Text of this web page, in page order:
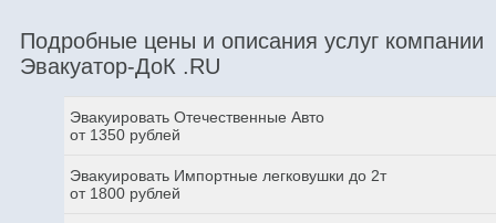
Подробные цены и описания услуг компании
Эвакуатор-ДоК .RU
Эвакуировать Отечественные Авто
от 1350 рублей
Эвакуировать Импортные легковушки до 2т
от 1800 рублей